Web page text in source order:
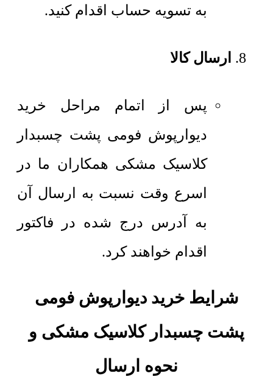
به تسویه حساب اقدام کنید.
ارسال کالا
پس از اتمام مراحل خرید
دیوارپوش فومی پشت چسبدار
کلاسیک مشکی همکاران ما در
اسرع وقت نسبت به ارسال آن
به آدرس درج شده در فاکتور
اقدام خواهند کرد.
شرایط خرید دیوارپوش فومی
پشت چسبدار کلاسیک مشکی و
نحوه ارسال